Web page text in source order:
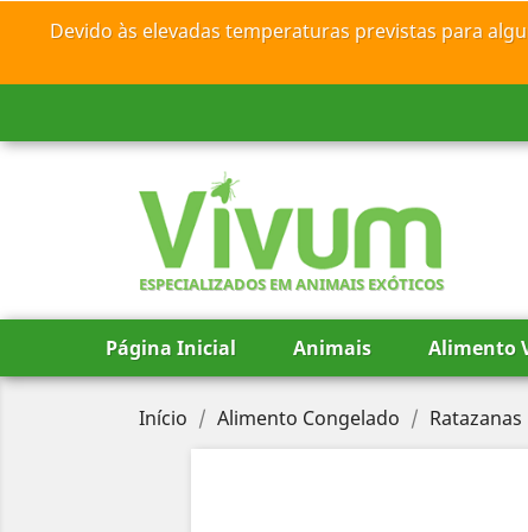
Devido às elevadas temperaturas previstas para
ESPECIALIZADOS EM ANIMAIS EXÓTICOS
Página Inicial Animais Alimento
Início Alimento Congelado Ratazanas